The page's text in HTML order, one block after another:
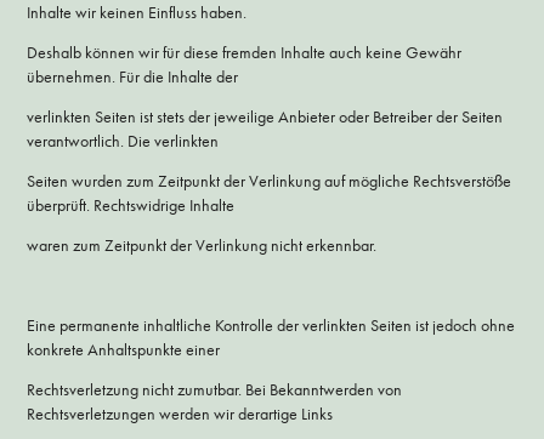
Inhalte wir keinen Einfluss haben.
Deshalb können wir für diese fremden Inhalte auch keine Gewähr
übernehmen. Für die Inhalte der
verlinkten Seiten ist stets der jeweilige Anbieter oder Betreiber der Seiten
verantwortlich. Die verlinkten
Seiten wurden zum Zeitpunkt der Verlinkung auf mögliche Rechtsverstöße
überprüft. Rechtswidrige Inhalte
waren zum Zeitpunkt der Verlinkung nicht erkennbar.
Eine permanente inhaltliche Kontrolle der verlinkten Seiten ist jedoch ohne
konkrete Anhaltspunkte einer
Rechtsverletzung nicht zumutbar. Bei Bekanntwerden von
Rechtsverletzungen werden wir derartige Links